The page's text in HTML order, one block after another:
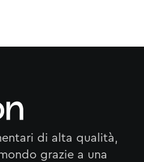
di alta qualità,
grazie a una